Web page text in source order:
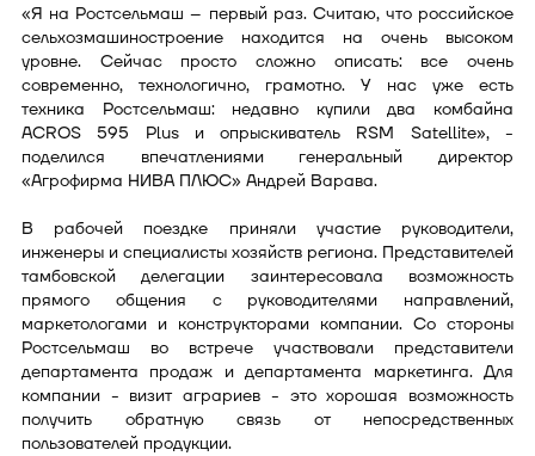
«Я на Ростсельмаш – первый раз. Cчитаю, что российское
сельхозмашиностроение находится на очень высоком
уровне. Сейчас просто сложно описать: все очень
современно, технологично, грамотно. У нас уже есть
техника Ростсельмаш: недавно купили два комбайна
ACROS 595 Plus и опрыскиватель RSM Satellitе», -
поделился впечатлениями генеральный директор
«Агрофирма НИВА ПЛЮС» Андрей Варава.
В рабочей поездке приняли участие руководители,
инженеры и специалисты хозяйств региона. Представителей
тамбовской делегации заинтересовала возможность
прямого общения с руководителями направлений,
маркетологами и конструкторами компании. Со стороны
Ростсельмаш во встрече участвовали представители
департамента продаж и департамента маркетинга. Для
компании - визит аграриев - это хорошая возможность
получить обратную связь от непосредственных
пользователей продукции.